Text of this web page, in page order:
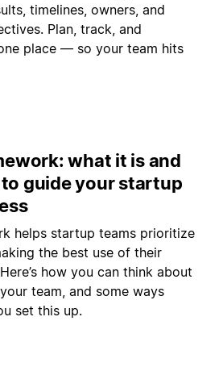
timelines, owners, and
Plan, track, and
place — so your team hits
what it is and
guide your startup
helps startup teams prioritize
the best use of their
how you can think about
team, and some ways
set this up.